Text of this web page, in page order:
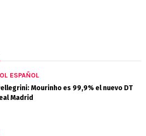
ESPAÑOL
Mourinho es 99,9% el nuevo DT
Madrid